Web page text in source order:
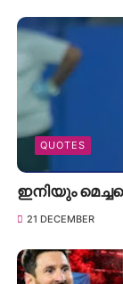
QUOTES
ഇനിയും
21 DECEMBER